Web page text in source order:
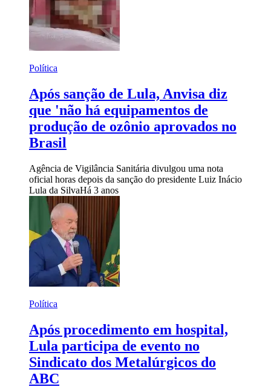
Política
Após sanção de Lula, Anvisa diz
que 'não há equipamentos de
produção de ozônio aprovados no
Brasil
Agência de Vigilância Sanitária divulgou uma nota
oficial horas depois da sanção do presidente Luiz Inácio
Lula da SilvaHá 3 anos
Política
Após procedimento em hospital,
Lula participa de evento no
Sindicato dos Metalúrgicos do
ABC